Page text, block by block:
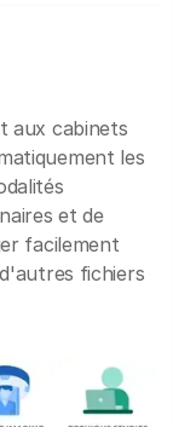
aux cabinets
les
et de
facilement
fichiers